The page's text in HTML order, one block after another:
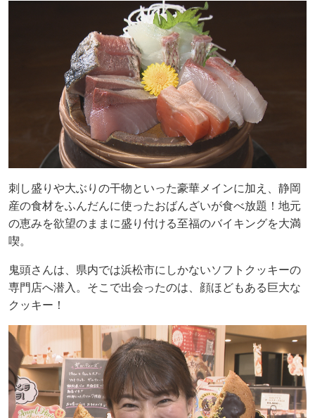
刺し盛りや大ぶりの干物といった豪華メインに加え、静岡
産の食材をふんだんに使ったおばんざいが食べ放題！地元
の恵みを欲望のままに盛り付ける至福のバイキングを大満
喫。
鬼頭さんは、県内では浜松市にしかないソフトクッキーの
専門店へ潜入。そこで出会ったのは、顔ほどもある巨大な
クッキー！